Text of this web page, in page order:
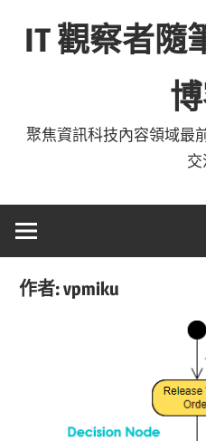
IT 觀察者隨
聚焦資訊科技內容領域最
交
作者:vpmiku